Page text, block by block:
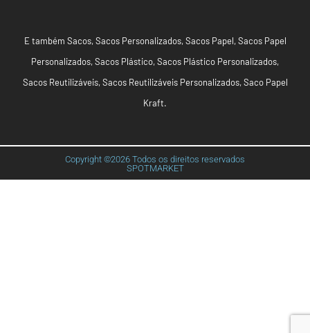
E também Sacos,Sacos Personalizados,Sacos Papel,Sacos Papel
Personalizados,Sacos Plástico,Sacos Plástico Personalizados,
Sacos Reutilizáveis,Sacos Reutilizáveis Personalizados,Saco Papel
Kraft.
Copyright ©2026 Todos os direitos reservados
SPOTMARKET